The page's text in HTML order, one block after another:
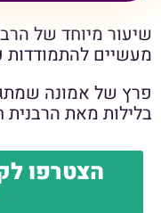
שיעור מיוחד של
מעשיים
פרץ של אמונה
בלילות מאת
הצטרפו